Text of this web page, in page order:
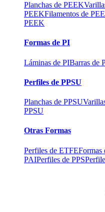
Planchas de PEEK
PEEKFilamentos de
PEEK
Formas de PI
Láminas de PIBarras de
Perfiles de PPSU
Planchas de PPSU
PPSU
Otras Formas
Perfiles de ETFEFormas
PAIPerfiles de PPS